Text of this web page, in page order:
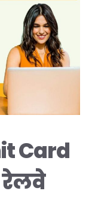
Card
रेलवे